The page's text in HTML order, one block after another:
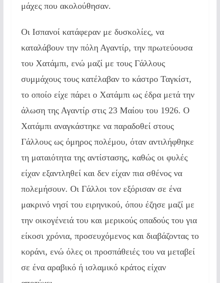
μάχες που ακολούθησαν.
Οι Ισπανοί κατάφεραν με δυσκολίες, να
καταλάβουν την πόλη Αγαντίρ, την πρωτεύουσα
του Χατάμπι, ενώ μαζί με τους Γάλλους
συμμάχους τους κατέλαβαν το κάστρο Ταγκίστ,
το οποίο είχε πάρει ο Χατάμπι ως έδρα μετά την
άλωση της Αγαντίρ στις 23 Μαίου του 1926. Ο
Χατάμπι αναγκάστηκε να παραδοθεί στους
Γάλλους ως όμηρος πολέμου, όταν αντιλήφθηκε
τη ματαιότητα της αντίστασης, καθώς οι φυλές
είχαν εξαντληθεί και δεν είχαν πια σθένος να
πολεμήσουν. Οι Γάλλοι τον εξόρισαν σε ένα
μακρινό νησί του ειρηνικού, όπου έζησε μαζί με
την οικογένειά του και μερικούς οπαδούς του για
είκοσι χρόνια, προσευχόμενος και διαβάζοντας το
κοράνι, ενώ όλες οι προσπάθειές του να μεταβεί
σε ένα αραβικό ή ισλαμικό κράτος είχαν